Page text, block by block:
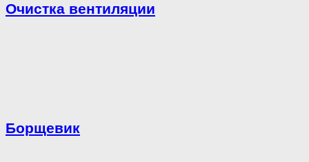
Очистка вентиляции
Борщевик